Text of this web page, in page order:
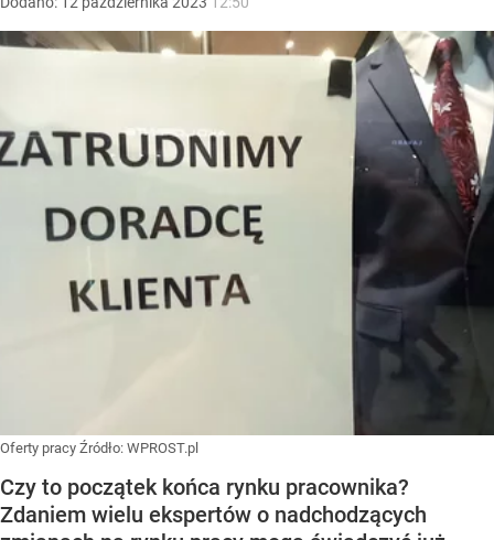
Oferty pracy Źródło: WPROST.pl
Czy to początek końca rynku pracownika?
Zdaniem wielu ekspertów o nadchodzących